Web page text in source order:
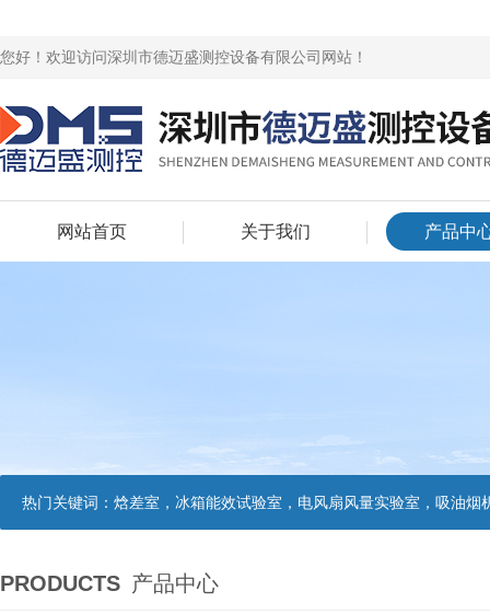
您好！欢迎访问深圳市德迈盛测控设备有限公司网站！
网站首页 关于我们 产品中
热门关键词： 焓差室，冰箱能效试验室，电风扇风量实验室，吸油烟机油脂分离度试验装置，吸油烟机空气性能试验装置，吸油烟机气味
PRODUCTS 产品中心